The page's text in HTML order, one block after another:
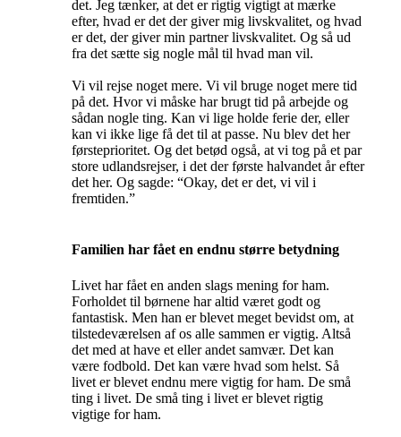
det. Jeg tænker, at det er rigtig vigtigt at mærke
efter, hvad er det der giver mig livskvalitet, og hvad
er det, der giver min partner livskvalitet. Og så ud
fra det sætte sig nogle mål til hvad man vil.
Vi vil rejse noget mere. Vi vil bruge noget mere tid
på det. Hvor vi måske har brugt tid på arbejde og
sådan nogle ting. Kan vi lige holde ferie der, eller
kan vi ikke lige få det til at passe. Nu blev det her
førsteprioritet. Og det betød også, at vi tog på et par
store udlandsrejser, i det der første halvandet år efter
det her. Og sagde: “Okay, det er det, vi vil i
fremtiden.”
Familien har fået en endnu større betydning
Livet har fået en anden slags mening for ham.
Forholdet til børnene har altid været godt og
fantastisk. Men han er blevet meget bevidst om, at
tilstedeværelsen af os alle sammen er vigtig. Altså
det med at have et eller andet samvær. Det kan
være fodbold. Det kan være hvad som helst. Så
livet er blevet endnu mere vigtig for ham. De små
ting i livet. De små ting i livet er blevet rigtig
vigtige for ham.